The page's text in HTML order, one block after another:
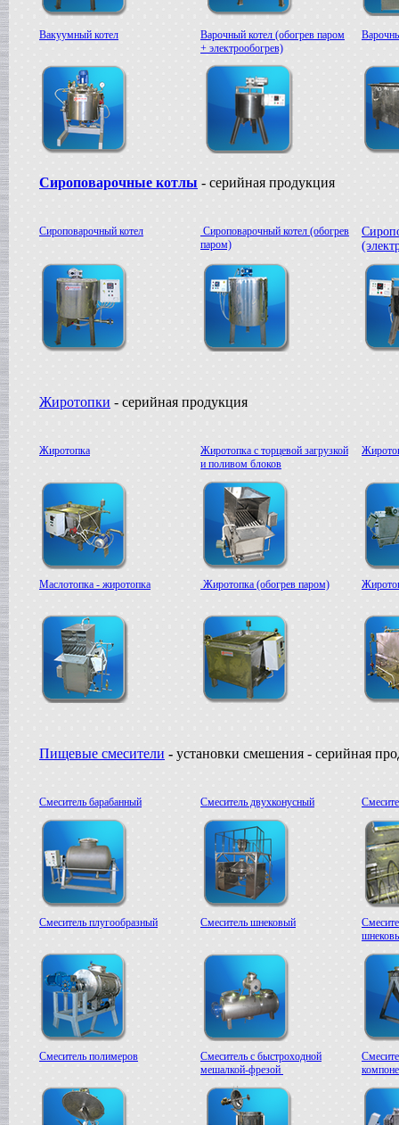
Темперирующая машина
Вакуумный котел
Восстановитель сухого молока
в г.Белгород
Вакуум-выпарной котел
в г. Дмитров
Сироповарочный котел
в г.Азов
г. Александров
Гомогенизатор
Вакуумный реактор
в г.Белгород
Вакуумный котел
Варочный котел (обогрев паром
+ электрообогрев)
Сироповарочные котлы - серийная продукция
Сироповарочный котел
Сироповарочный котел (обогрев
паром)
Жиротопки - серийная продукция
Жиротопка
Жиротопка с торцевой загрузкой
и поливом блоков
Маслотопка - жиротопка Жиротопка (обогрев паром)
Пищевые смесители - установки смешения - серийная
Смеситель барабанный Смеситель двухконусный
Смеситель плугообразный Смеситель шнековый
Смеситель полимеров
Смеситель с быстроходной
мешалкой-фрезой